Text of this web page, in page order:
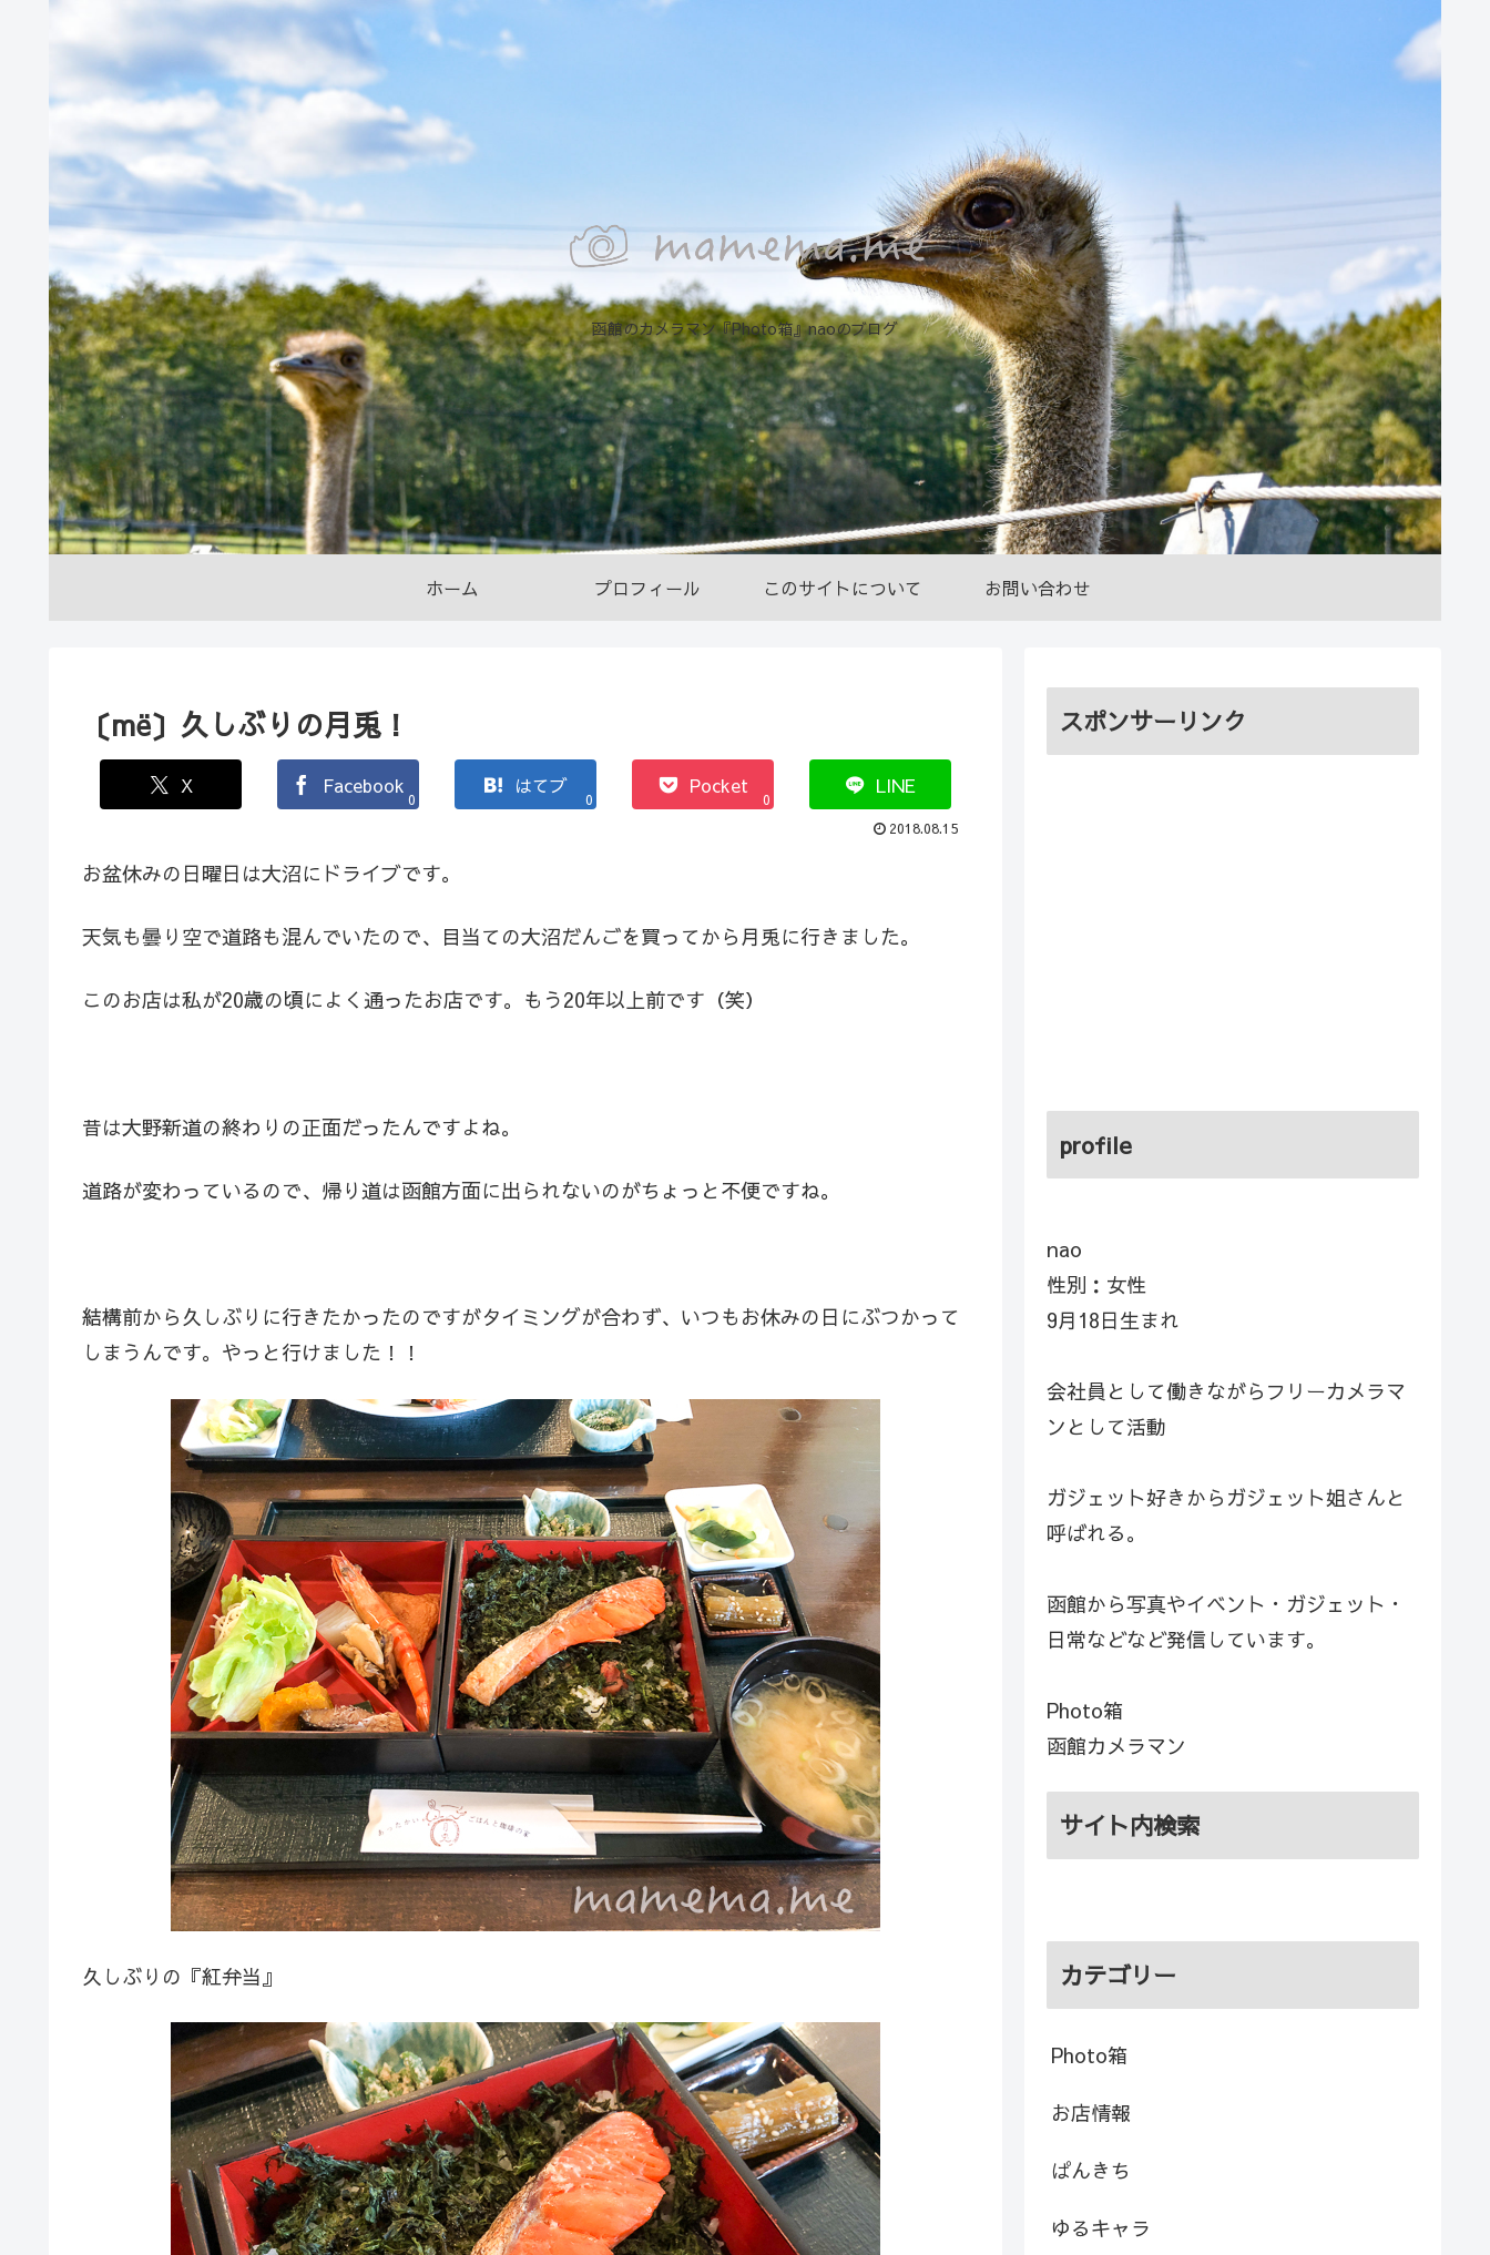
函館のカメラマン『Photo箱』naoのブログ
ホーム プロフィール このサイトについて お問い合わせ
〔më〕久しぶりの月兎！
X Facebook
0
はてブ
0
Pocket
0
LINE
2018.08.15
お盆休みの日曜日は大沼にドライブです。
天気も曇り空で道路も混んでいたので、目当ての大沼だんごを買ってから月兎に行きました。
このお店は私が20歳の頃によく通ったお店です。もう20年以上前です（笑）
昔は大野新道の終わりの正面だったんですよね。
道路が変わっているので、帰り道は函館方面に出られないのがちょっと不便ですね。
結構前から久しぶりに行きたかったのですがタイミングが合わず、いつもお休みの日にぶつかって
しまうんです。やっと行けました！！
久しぶりの『紅弁当』
スポンサーリンク
profile
nao
性別：女性
9月18日生まれ
会社員として働きながらフリーカメラマ
ンとして活動
ガジェット好きからガジェット姐さんと
呼ばれる。
函館から写真やイベント・ガジェット・
日常などなど発信しています。
Photo箱
函館カメラマン
サイト内検索
カテゴリー
Photo箱
お店情報
ぱんきち
ゆるキャラ